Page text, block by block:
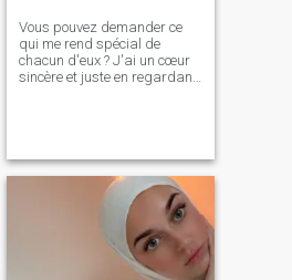
Vous pouvez demander ce
qui me rend spécial de
chacun d'eux ? J'ai un cœur
sincère et juste en regardant
monde ! Je rêve de trouver un
homme que je peux rendre
heureux ; pour certains,
même une petite chose suffit
pour être heureux. Peut-être
nous sommes déjà trouvés.
Écris-moi et je répondrai.